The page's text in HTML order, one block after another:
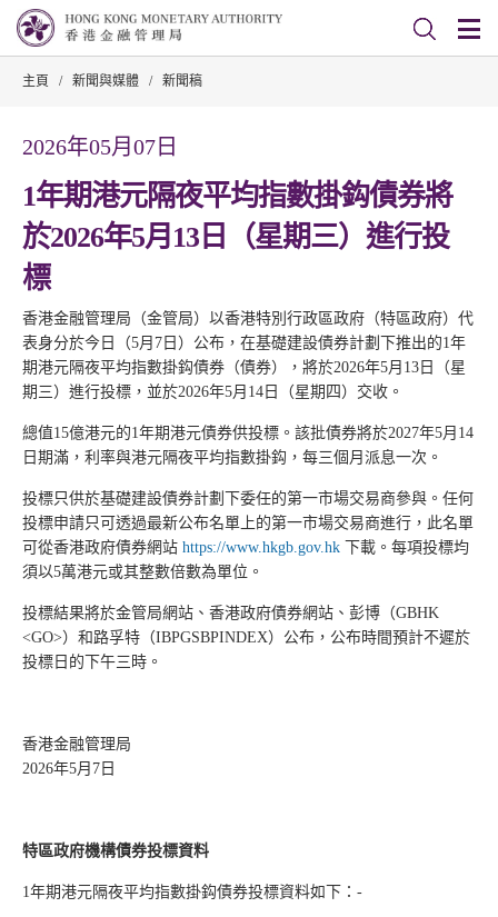
主頁 / 新聞與媒體 / 新聞稿
2026年05月07日
1年期港元隔夜平均指數掛鈎債券將
於2026年5月13日（星期三）進行投
標
香港金融管理局（金管局）以香港特別行政區政府（特區政府）代
表身分於今日（5月7日）公布，在基礎建設債券計劃下推出的1年
期港元隔夜平均指數掛鈎債券（債券），將於2026年5月13日（星
期三）進行投標，並於2026年5月14日（星期四）交收。
總值15億港元的1年期港元債券供投標。該批債券將於2027年5月14
日期滿，利率與港元隔夜平均指數掛鈎，每三個月派息一次。
投標只供於基礎建設債券計劃下委任的第一市場交易商參與。任何
投標申請只可透過最新公布名單上的第一市場交易商進行，此名單
可從香港政府債券網站 https://www.hkgb.gov.hk 下載。每項投標均
須以5萬港元或其整數倍數為單位。
投標結果將於金管局網站、香港政府債券網站、彭博（GBHK
<GO>）和路孚特（IBPGSBPINDEX）公布，公布時間預計不遲於
投標日的下午三時。
香港金融管理局
2026年5月7日
特區政府機構債券投標資料
1年期港元隔夜平均指數掛鈎債券投標資料如下：-